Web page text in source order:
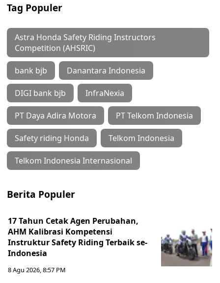
Tag Populer
Astra Honda Safety Riding Instructors
Competition (AHSRIC)
bank bjb Danantara Indonesia
DIGI bank bjb InfraNexia
PT Daya Adira Motora PT Telkom Indonesia
Safety riding Honda Telkom Indonesia
Telkom Indonesia Internasional
Berita Populer
17 Tahun Cetak Agen Perubahan,
AHM Kalibrasi Kompetensi
Instruktur Safety Riding Terbaik se-
Indonesia
8 Agu 2026, 8:57 PM